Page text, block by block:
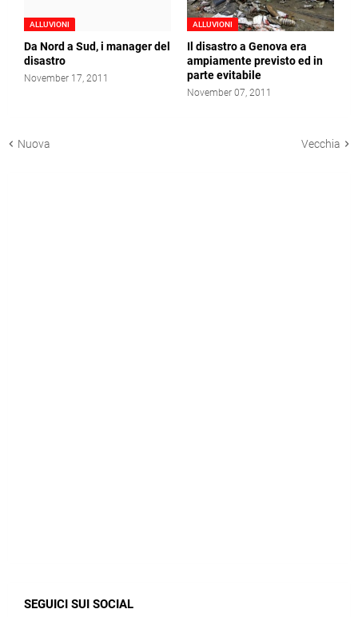
ALLUVIONI
Da Nord a Sud, i manager del
disastro
November 17, 2011
ALLUVIONI
Il disastro a Genova era
ampiamente previsto ed in
parte evitabile
November 07, 2011
Nuova Vecchia
SEGUICI SUI SOCIAL